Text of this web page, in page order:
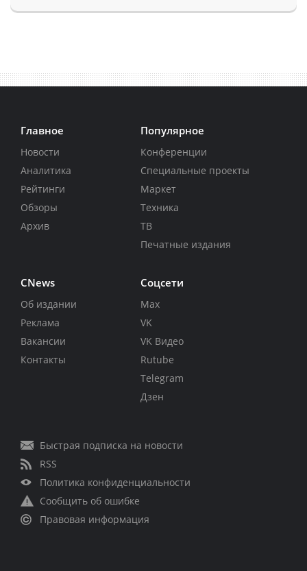
Главное
Новости
Аналитика
Рейтинги
Обзоры
Архив
Популярное
Конференции
Специальные проекты
Маркет
Техника
ТВ
Печатные издания
CNews
Об издании
Реклама
Вакансии
Контакты
Соцсети
Max
VK
VK Видео
Rutube
Telegram
Дзен
Быстрая подписка на новости
RSS
Политика конфиденциальности
Сообщить об ошибке
Правовая информация